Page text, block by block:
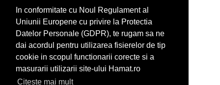
In conformitate cu Noul Regulament al
Uniunii Europene cu privire la Protectia
Datelor Personale (GDPR), te rugam sa ne
dai acordul pentru utilizarea fisierelor de tip
cookie in scopul functionarii corecte si a
masurarii utilizarii site-ului Hamat.ro
Citeste mai mult
CARIERE
Cautam distribuitori Hamat
in toata tara